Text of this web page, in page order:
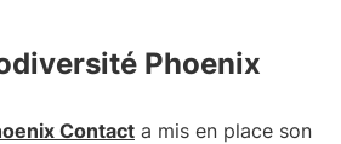
Phoenix
Contact a mis en place son